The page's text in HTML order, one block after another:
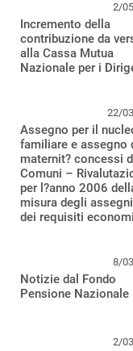
2/
Incremento della
contribuzione da
alla Cassa Mutua
Nazionale per i
22/
Assegno per il
familiare e assegno
maternit? concessi
Comuni –
per l?anno 2006
misura degli
dei requisiti
8/
Notizie dal Fondo
Pensione Nazionale
2/